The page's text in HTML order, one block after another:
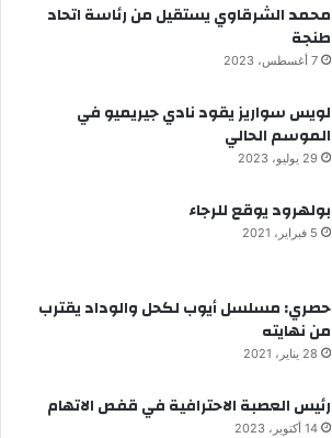
محمد الشرقاوي يستقيل من رئاسة اتحاد
طنجة
7 أغسطس، 2023
لويس سواريز يقود نادي جيريميو في
الموسم الحالي
29 يوليو، 2023
بولهرود يوقع للرجاء
5 فبراير، 2021
حصري: مسلسل أيوب لكحل والوداد يقترب
من نهايته
28 يناير، 2021
رئيس العصبة الاحترافية في قفص الاتهام
14 أكتوبر، 2023